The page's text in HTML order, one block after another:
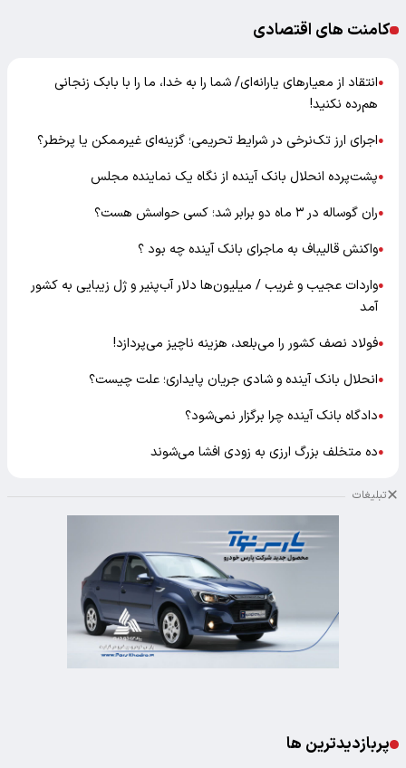
کامنت های اقتصادی
●انتقاد از معیارهای یارانه‌ای/ شما را به خدا، ما را با بابک زنجانی
هم‌رده نکنید!
●اجرای ارز تک‌نرخی در شرایط تحریمی؛ گزینه‌ای غیرممکن یا پرخطر؟
●پشت‌پرده انحلال بانک آینده از نگاه یک نماینده مجلس
●ران گوساله در ۳ ماه دو برابر شد؛ کسی حواسش هست؟
●واکنش قالیباف به ماجرای بانک آینده چه بود ؟
●واردات عجیب و غریب / میلیون‌ها دلار آب‌پنیر و ژل زیبایی به کشور
آمد
●فولاد نصف کشور را می‌بلعد، هزینه ناچیز می‌پردازد!
●انحلال بانک آینده و شادی جریان پایداری؛ علت چیست؟
●دادگاه بانک آینده چرا برگزار نمی‌شود؟
●ده متخلف بزرگ ارزی به زودی افشا می‌شوند
تبلیغات
پربازدیدترین ها